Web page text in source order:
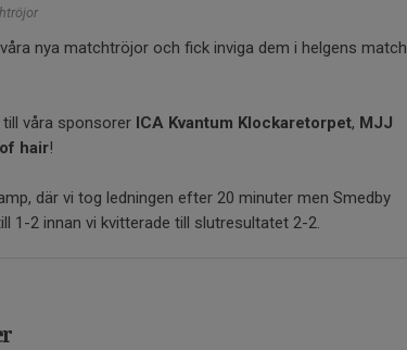
nya matchtröjor och fick inviga dem i helgens match
våra sponsorer ICA Kvantum Klockaretorpet, MJJ
hair!
där vi tog ledningen efter 20 minuter men Smedby
1-2 innan vi kvitterade till slutresultatet 2-2.